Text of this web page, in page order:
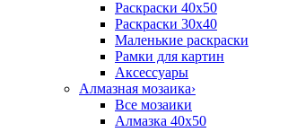
Раскраски 40х50
Раскраски 30х40
Маленькие раскраски
Рамки для картин
Аксессуары
Алмазная мозаика›
Все мозаики
Алмазка 40х50